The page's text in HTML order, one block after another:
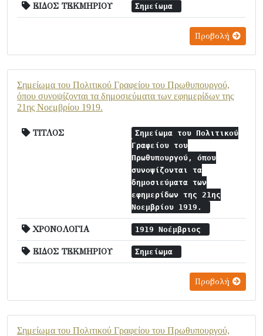
ΕΙΔΟΣ ΤΕΚΜΗΡΙΟΥ Σημείωμα
Προβολή
Σημείωμα του Πολιτικού Γραφείου του Πρωθυπουργού,
όπου συνοψίζονται τα δημοσιεύματα των εφημερίδων της
21ης Νοεμβρίου 1919.
ΤΙΤΛΟΣ
Σημείωμα του Πολιτικού
Γραφείου του
Πρωθυπουργού, όπου
συνοψίζονται τα
δημοσιεύματα των
εφημερίδων της 21ης
Νοεμβρίου 1919.
ΧΡΟΝΟΛΟΓΙΑ 1919 Νοέμβριος
ΕΙΔΟΣ ΤΕΚΜΗΡΙΟΥ Σημείωμα
Προβολή
Σημείωμα του Πολιτικού Γραφείου του Πρωθυπουργού,